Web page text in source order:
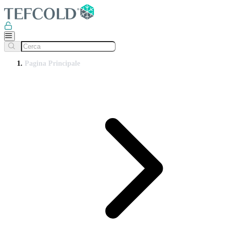
Pagina Principale